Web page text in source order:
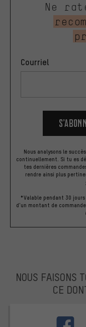
Ne
Courriel
Nous analysons le
continuellement. Si tu es
tes dernières
rendre ainsi plus
*Valable pendant 30
d'un montant de
NOUS FAISONS
CE